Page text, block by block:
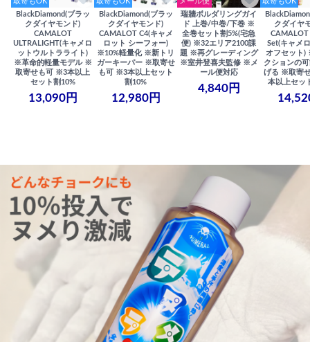
BlackDiamond(ブラッ
クダイヤモンド)
CAMALOT
ULTRALIGHT(キャメロ
ットウルトラライト)
※革命的軽量モデル ※
取寄せも可 ※3本以上
セット割10%
13,090円
BlackDiamond(ブラッ
クダイヤモンド)
CAMALOT C4(キャメ
ロット シーフォー)
※10%軽量化 ※新トリ
ガーキーパー ※取寄せ
も可 ※3本以上セット
割10%
12,980円
瑞牆ボルダリングガイ
ド 上巻/中巻/下巻 ※
全巻セット割5%(宅急
便) ※32エリア2100課
題 ※再グレーディング
※室井登喜夫監修 ※メ
ール便対応
4,840円
クダイヤ
Set(キャメ
オフセット)
クションの
げる ※取寄
本以上セッ